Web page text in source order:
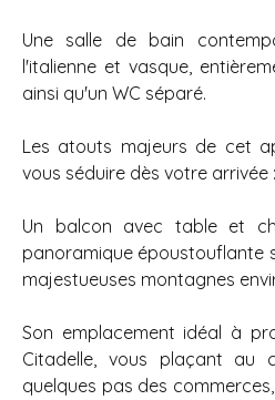
Une salle de bain
l'italienne et vasque,
ainsi qu'un WC séparé.
Les atouts majeurs de cet
vous séduire dès votre arrivée :
Un balcon avec table et
panoramique époustouflante
majestueuses montagnes
Son emplacement idéal à
Citadelle, vous plaçant
quelques pas des